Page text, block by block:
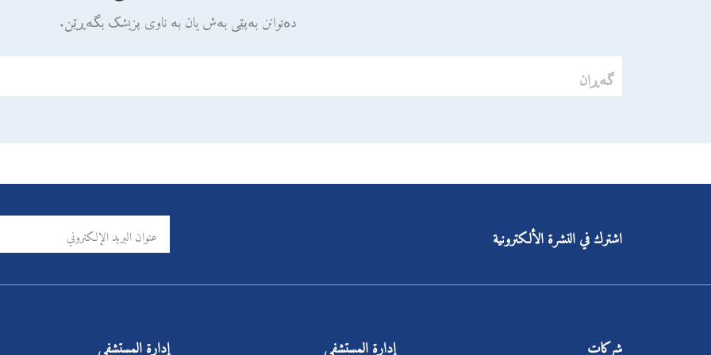
دەتوانن بەپێی بەش یان بە ناوی پزیشک بگەڕێن.
اشترك في النشرة الألكترونية
شركات إدارة المستشفى إدارة المستشفى